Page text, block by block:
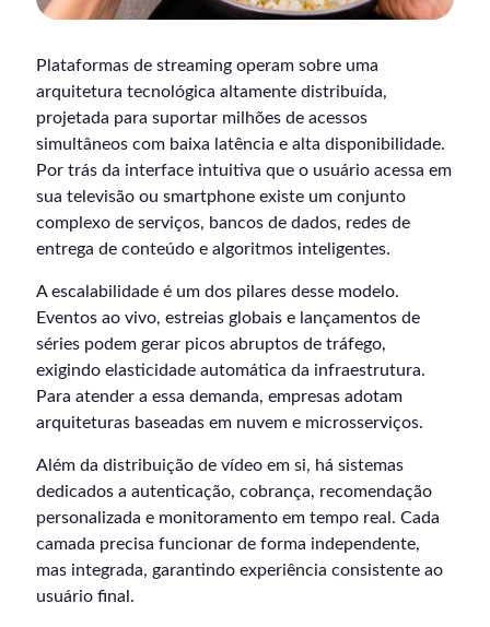
Plataformas de streaming operam sobre uma
arquitetura tecnológica altamente distribuída,
projetada para suportar milhões de acessos
simultâneos com baixa latência e alta disponibilidade.
Por trás da interface intuitiva que o usuário acessa em
sua televisão ou smartphone existe um conjunto
complexo de serviços, bancos de dados, redes de
entrega de conteúdo e algoritmos inteligentes.
A escalabilidade é um dos pilares desse modelo.
Eventos ao vivo, estreias globais e lançamentos de
séries podem gerar picos abruptos de tráfego,
exigindo elasticidade automática da infraestrutura.
Para atender a essa demanda, empresas adotam
arquiteturas baseadas em nuvem e microsserviços.
Além da distribuição de vídeo em si, há sistemas
dedicados a autenticação, cobrança, recomendação
personalizada e monitoramento em tempo real. Cada
camada precisa funcionar de forma independente,
mas integrada, garantindo experiência consistente ao
usuário final.